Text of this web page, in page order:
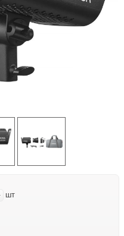
шт